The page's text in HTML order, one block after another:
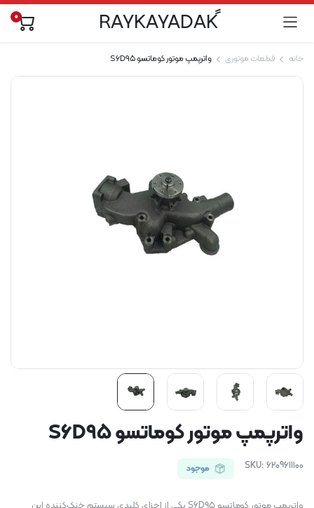
ًRAYKAYADAK 0
خانه قطعات موتوری واترپمپ موتور کوماتسو S6D95
واترپمپ موتور کوماتسو S6D95
SKU: 6209611100 موجود